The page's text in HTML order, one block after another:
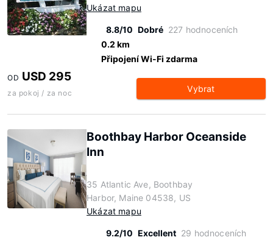
Ukázat mapu
8.8/10 Dobré 227 hodnoceních
0.2 km
Připojení Wi-Fi zdarma
OD USD 295
za pokoj / za noc Vybrat
Boothbay Harbor Oceanside
Inn
35 Atlantic Ave, Boothbay
Harbor, Maine 04538, US
Ukázat mapu
9.2/10 Excellent 29 hodnoceních